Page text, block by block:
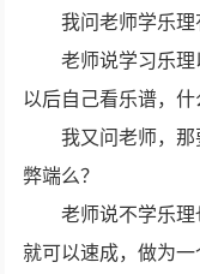
我问老师学乐理
老师说学习乐理
以后自己看乐谱，什
我又问老师，
弊端么？
老师说不学乐理
就可以速成，做为